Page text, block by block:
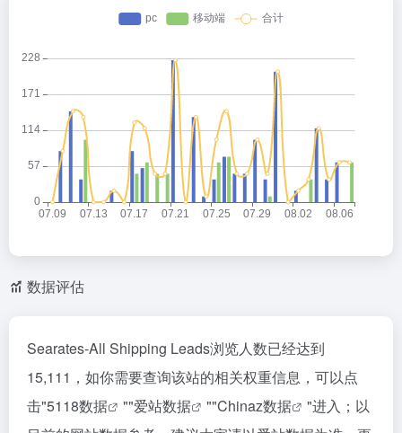
数据评估
Searates-All Shipping Leads浏览人数已经达到
15,111，如你需要查询该站的相关权重信息，可以点
击"5118数据 ""爱站数据 ""Chinaz数据
"进入；以